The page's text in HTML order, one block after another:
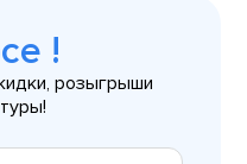
!
розыгрыши